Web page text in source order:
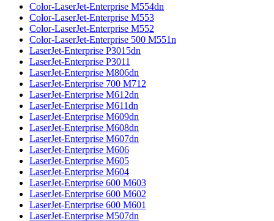
Color-LaserJet-Enterprise M554dn
Color-LaserJet-Enterprise M553
Color-LaserJet-Enterprise M552
Color-LaserJet-Enterprise 500 M551n
LaserJet-Enterprise P3015dn
LaserJet-Enterprise P3011
LaserJet-Enterprise M806dn
LaserJet-Enterprise 700 M712
LaserJet-Enterprise M612dn
LaserJet-Enterprise M611dn
LaserJet-Enterprise M609dn
LaserJet-Enterprise M608dn
LaserJet-Enterprise M607dn
LaserJet-Enterprise M606
LaserJet-Enterprise M605
LaserJet-Enterprise M604
LaserJet-Enterprise 600 M603
LaserJet-Enterprise 600 M602
LaserJet-Enterprise 600 M601
LaserJet-Enterprise M507dn